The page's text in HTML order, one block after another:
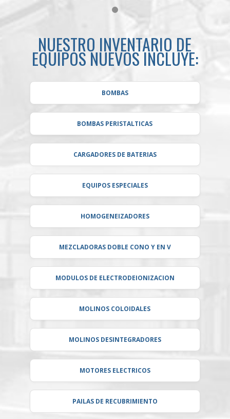
NUESTRO INVENTARIO DE
EQUIPOS NUEVOS INCLUYE:
BOMBAS
BOMBAS PERISTALTICAS
CARGADORES DE BATERIAS
EQUIPOS ESPECIALES
HOMOGENEIZADORES
MEZCLADORAS DOBLE CONO Y EN V
MODULOS DE ELECTRODEIONIZACION
MOLINOS COLOIDALES
MOLINOS DESINTEGRADORES
MOTORES ELECTRICOS
PAILAS DE RECUBRIMIENTO